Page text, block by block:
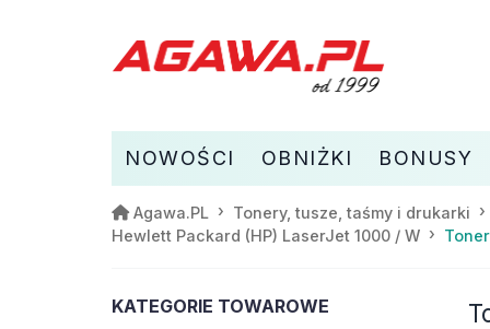
NOWOŚCI OBNIŻKI BONUSY
Agawa.PL
Tonery, tusze, taśmy i drukarki
Hewlett Packard (HP) LaserJet 1000 / W
KATEGORIE TOWAROWE